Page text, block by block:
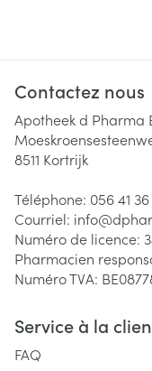
Contactez nous
Apotheek d Pharma
8511 Kortrijk
Téléphone: 056 41 36
Courriel: info@
Numéro de licence:
Pharmacien
Numéro TVA:
Service à la
FAQ